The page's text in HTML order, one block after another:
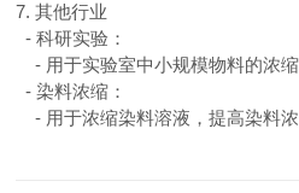
7.其他行业
-科研实验：
- 用于实验室中小规模物料的浓缩
-染料浓缩：
- 用于浓缩染料溶液，提高染料浓